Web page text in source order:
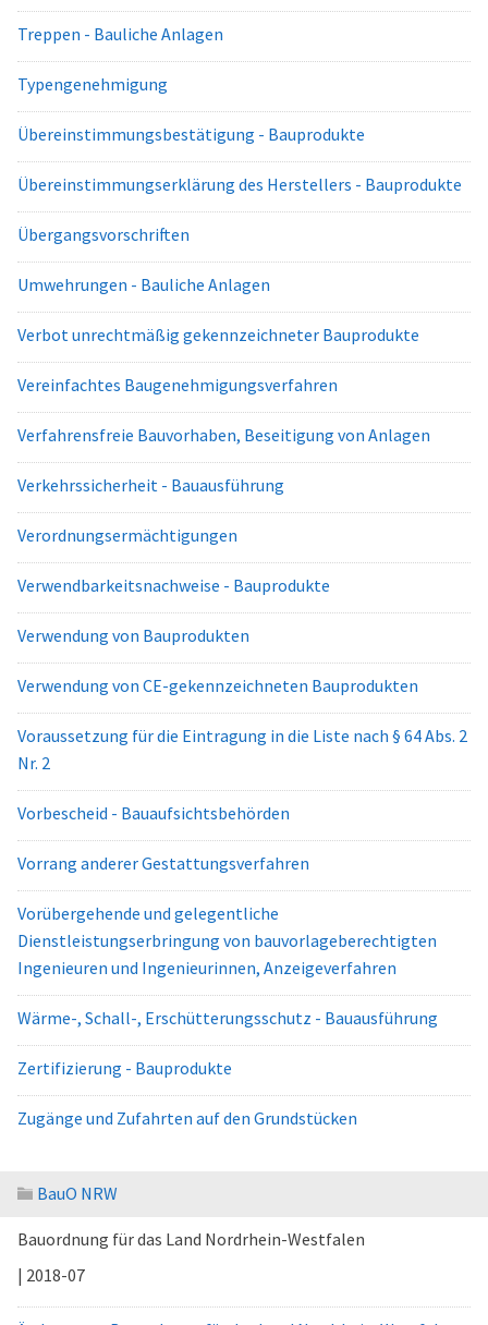
Treppen - Bauliche Anlagen
Typengenehmigung
Übereinstimmungsbestätigung - Bauprodukte
Übereinstimmungserklärung des Herstellers - Bauprodukte
Übergangsvorschriften
Umwehrungen - Bauliche Anlagen
Verbot unrechtmäßig gekennzeichneter Bauprodukte
Vereinfachtes Baugenehmigungsverfahren
Verfahrensfreie Bauvorhaben, Beseitigung von Anlagen
Verkehrssicherheit - Bauausführung
Verordnungsermächtigungen
Verwendbarkeitsnachweise - Bauprodukte
Verwendung von Bauprodukten
Verwendung von CE-gekennzeichneten Bauprodukten
Voraussetzung für die Eintragung in die Liste nach § 64 Abs. 2
Nr. 2
Vorbescheid - Bauaufsichtsbehörden
Vorrang anderer Gestattungsverfahren
Vorübergehende und gelegentliche
Dienstleistungserbringung von bauvorlageberechtigten
Ingenieuren und Ingenieurinnen, Anzeigeverfahren
Wärme-, Schall-, Erschütterungsschutz - Bauausführung
Zertifizierung - Bauprodukte
Zugänge und Zufahrten auf den Grundstücken
BauO NRW
Bauordnung für das Land Nordrhein-Westfalen
| 2018-07